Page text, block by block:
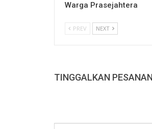
Warga Prasejahtera
PREV NEXT
TINGGALKAN